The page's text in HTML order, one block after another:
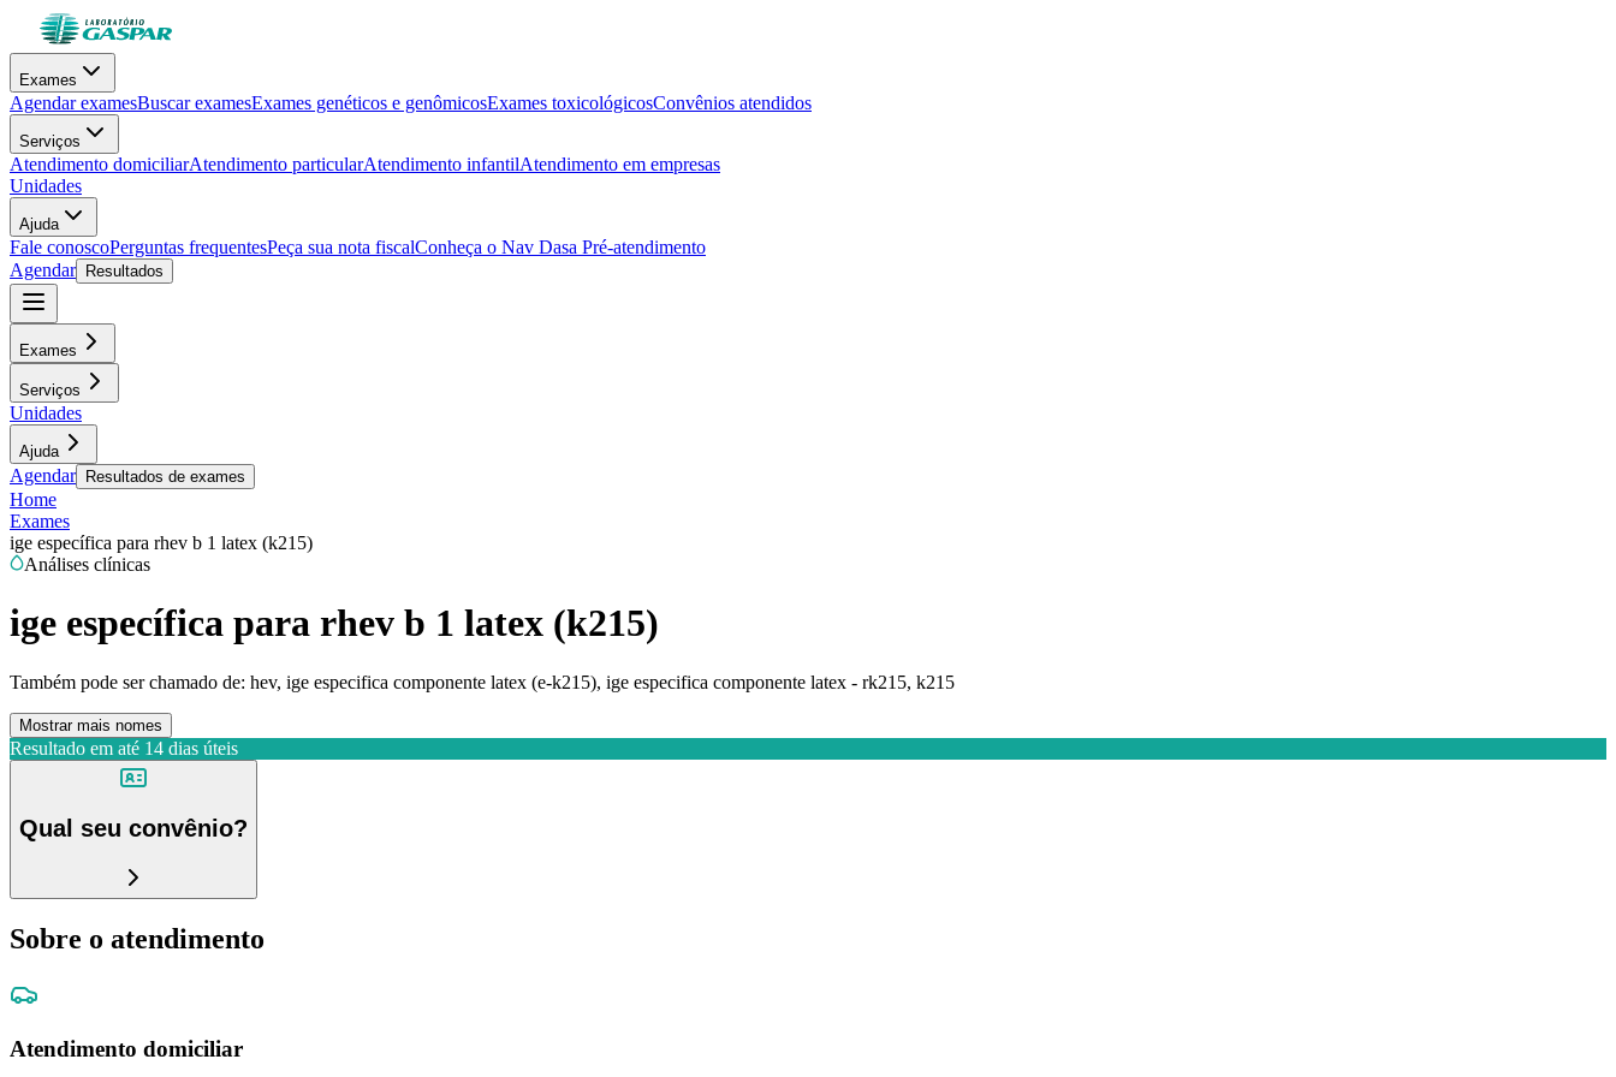
Exames
Agendar examesBuscar examesExames genéticos e genômicosExames toxicológicosConvênios atendidos
Serviços
Atendimento domiciliarAtendimento particularAtendimento infantilAtendimento em empresas
Unidades
Ajuda
Fale conoscoPerguntas frequentesPeça sua nota fiscalConheça o Nav Dasa Pré-atendimento
Agendar
Resultados
Exames
Serviços
Unidades
Ajuda
Agendar Resultados de exames
Home
Exames
ige específica para rhev b 1 latex (k215)
Análises clínicas
ige específica para rhev b 1 latex (k215)
Também pode ser chamado de: hev, ige especifica componente latex (e-k215), ige especifica componente latex - rk215, k215
Mostrar mais nomes
Resultado em até 14 dias úteis
Qual seu convênio?
Sobre o atendimento
Atendimento domiciliar